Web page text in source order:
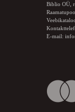
Biblio OÜ,
E-mail: